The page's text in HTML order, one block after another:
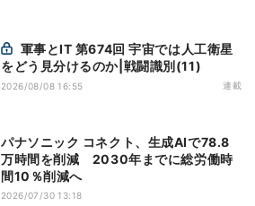
をどう見分けるのか|戦闘識別(11)
2026/08/08 16:55 連載
パナソニック コネクト、生成AIで78.8
万時間を削減 2030年までに総労働時
間10％削減へ
2026/07/30 13:18